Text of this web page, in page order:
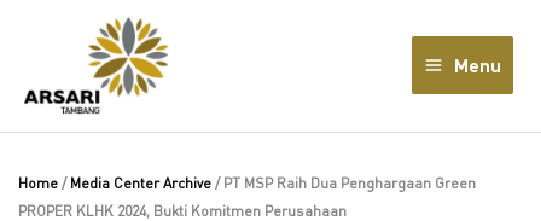
Menu
Home / Media Center Archive / PT MSP Raih Dua Penghargaan Green
PROPER KLHK 2024, Bukti Komitmen Perusahaan